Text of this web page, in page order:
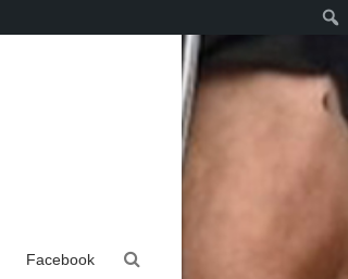
Facebook